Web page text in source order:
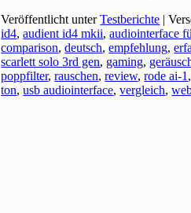
Veröffentlicht unter Testberichte |
id4,audient id4 mkii,audiointerface
comparison,deutsch,empfehlung,
scarlett solo 3rd gen, gaming,
poppfilter,rauschen,review,rode ai-1
ton,usb audiointerface,vergleich,